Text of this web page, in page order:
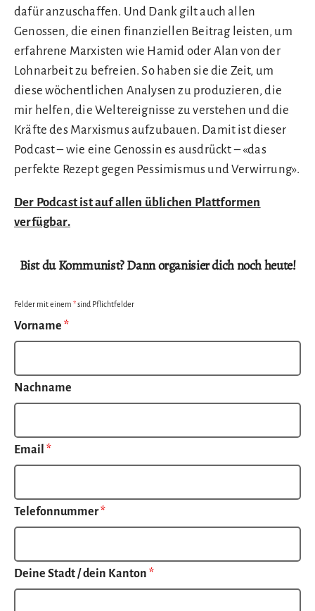
dafür anzuschaffen. Und Dank gilt auch allen
Genossen, die einen finanziellen Beitrag leisten, um
erfahrene Marxisten wie Hamid oder Alan von der
Lohnarbeit zu befreien. So haben sie die Zeit, um
diese wöchentlichen Analysen zu produzieren, die
mir helfen, die Weltereignisse zu verstehen und die
Kräfte des Marxismus aufzubauen. Damit ist dieser
Podcast – wie eine Genossin es ausdrückt – «das
perfekte Rezept gegen Pessimismus und Verwirrung».
Der Podcast ist auf allen üblichen Plattformen
verfügbar.
Bist du Kommunist? Dann organisier dich noch heute!
Felder mit einem *sind Pflichtfelder
Vorname *
Nachname
Email *
Telefonnummer*
Deine Stadt / dein Kanton *